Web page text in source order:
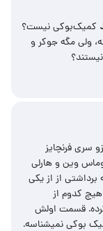
دوست من، واقعا فکر می‌کنید که فیلم Joker کمیک‌بوکی نیست؟
ولی مگه جوکر و
سری فرنچایز
وین و هارلی
از از یکی
کدوم از
قسمت اولش
بوکی نمیشناسه.